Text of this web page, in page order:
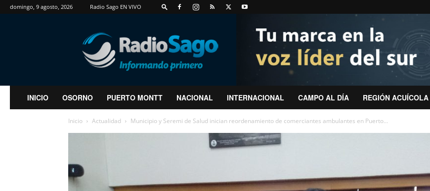
domingo, 9 agosto, 2026 Radio Sago EN VIVO
RadioSago
INICIO OSORNO PUERTO MONTT NACIONAL INTERNACIONAL CAMPO AL DÍA REGIÓN ACUÍCOLA
Inicio Actualidad Municipio y Seremi de Salud inician reordenamiento de comerciantes ambulantes en Puerto...